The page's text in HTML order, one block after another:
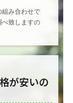
み合わせで
致しますの
が安いの